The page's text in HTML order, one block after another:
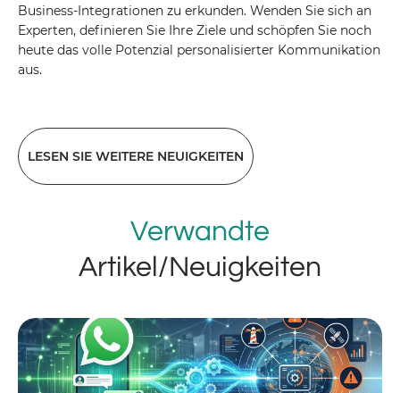
Business-Integrationen zu erkunden. Wenden Sie sich an
Experten, definieren Sie Ihre Ziele und schöpfen Sie noch
heute das volle Potenzial personalisierter Kommunikation
aus.
LESEN SIE WEITERE NEUIGKEITEN
Verwandte
Artikel/Neuigkeiten